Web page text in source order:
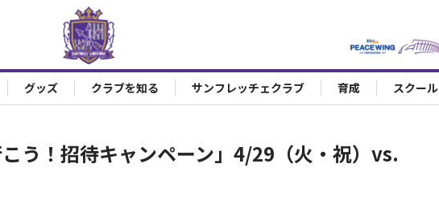
グッズ クラブを知る サンフレッチェクラブ 育成 スクール
こう！招待キャンペーン」4/29（火・祝）vs.